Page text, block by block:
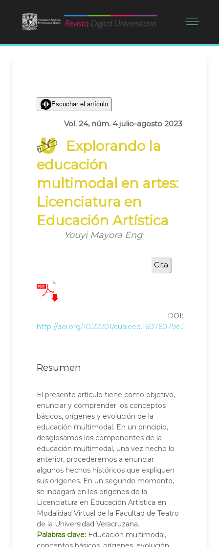
Escuchar el artículo
Vol. 24, núm. 4 julio-agosto 2023
Explorando la
educación
multimodal en artes:
Licenciatura en
Educación Artística
Youyi Mayora Eng
Cita
DOI:
http://doi.org/10.22201/
Resumen
El presente artículo tiene como objetivo,
enunciar y comprender los conceptos
básicos, orígenes y evolución de la
educación multimodal. En un principio,
desglosamos los componentes de la
educación multimodal, una vez hecho lo
anterior, procederemos a enunciar
algunos hechos históricos que expliquen
sus orígenes. En un segundo momento,
se indagará en los orígenes de la
Licenciatura en Educación Artística en
Modalidad Virtual de la Facultad de Teatro
de la Universidad Veracruzana.
Palabras clave: Educación multimodal,